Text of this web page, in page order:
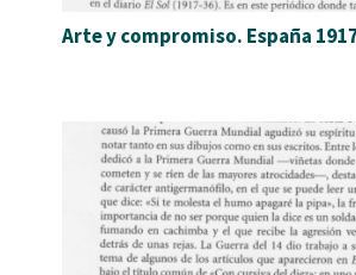
Arte y compromiso. España